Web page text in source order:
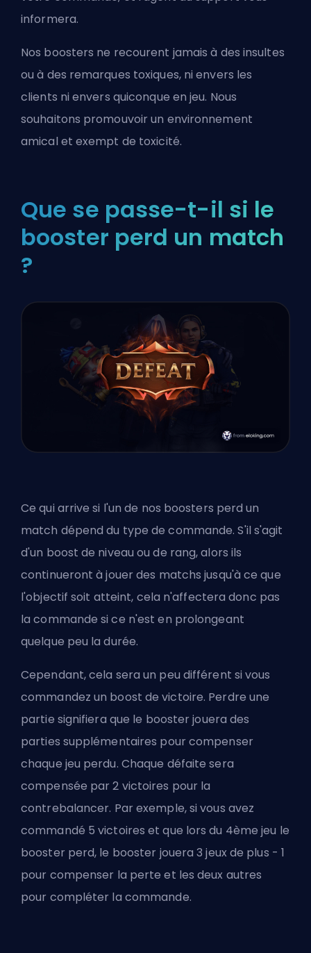
informera.
Nos boosters ne recourent jamais à des insultes
ou à des remarques toxiques, ni envers les
clients ni envers quiconque en jeu. Nous
souhaitons promouvoir un environnement
amical et exempt de toxicité.
Que se passe-t-il si le
booster perd un match
?
Ce qui arrive si l'un de nos boosters perd un
match dépend du type de commande. S'il s'agit
d'un boost de niveau ou de rang, alors ils
continueront à jouer des matchs jusqu'à ce que
l'objectif soit atteint, cela n'affectera donc pas
la commande si ce n'est en prolongeant
quelque peu la durée.
Cependant, cela sera un peu différent si vous
commandez un boost de victoire. Perdre une
partie signifiera que le booster jouera des
parties supplémentaires pour compenser
chaque jeu perdu. Chaque défaite sera
compensée par 2 victoires pour la
contrebalancer. Par exemple, si vous avez
commandé 5 victoires et que lors du 4ème jeu le
booster perd, le booster jouera 3 jeux de plus - 1
pour compenser la perte et les deux autres
pour compléter la commande.